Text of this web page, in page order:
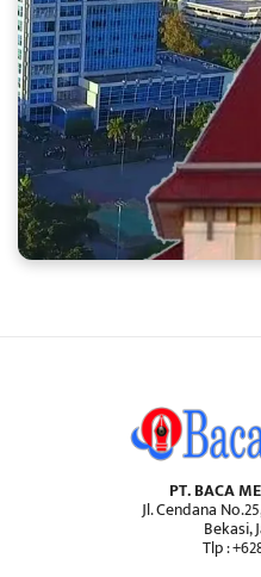
PT. BACA
Jl. Cendana
Bekasi,
Tlp :